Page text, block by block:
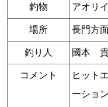
釣物 アオリ
場所 長門方面
釣り人 國本 貴
コメント
ヒット
ーショ